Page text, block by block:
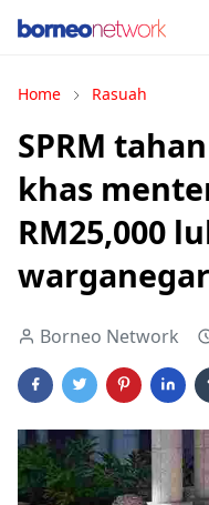
Home Rasuah
SPRM
khas
RM25,000
Borneo Network